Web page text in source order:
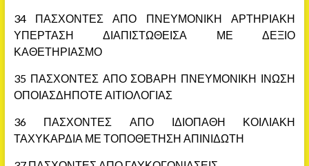
34 ΠΑΣΧΟΝΤΕΣ ΑΠΟ ΠΝΕΥΜΟΝΙΚΗ ΑΡΤΗΡΙΑΚΗ
ΥΠΕΡΤΑΣΗ ΔΙΑΠΙΣΤΩΘΕΙΣΑ ΜΕ ΔΕΞΙΟ
ΚΑΘΕΤΗΡΙΑΣΜΟ
35 ΠΑΣΧΟΝΤΕΣ ΑΠΟ ΣΟΒΑΡΗ ΠΝΕΥΜΟΝΙΚΗ ΙΝΩΣΗ
ΟΠΟΙΑΣΔΗΠΟΤΕ ΑΙΤΙΟΛΟΓΙΑΣ
36 ΠΑΣΧΟΝΤΕΣ ΑΠΟ ΙΔΙΟΠΑΘΗ ΚΟΙΛΙΑΚΗ
ΤΑΧΥΚΑΡΔΙΑ ΜΕ ΤΟΠΟΘΕΤΗΣΗ ΑΠΙΝΙΔΩΤΗ